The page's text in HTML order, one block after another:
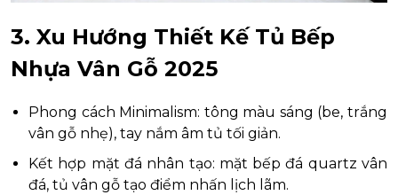
3. Xu Hướng Thiết Kế Tủ Bếp
Nhựa Vân Gỗ 2025
Phong cách Minimalism: tông màu sáng (be, trắng
vân gỗ nhẹ), tay nắm âm tủ tối giản.
Kết hợp mặt đá nhân tạo: mặt bếp đá quartz vân
đá, tủ vân gỗ tạo điểm nhấn lịch lãm.